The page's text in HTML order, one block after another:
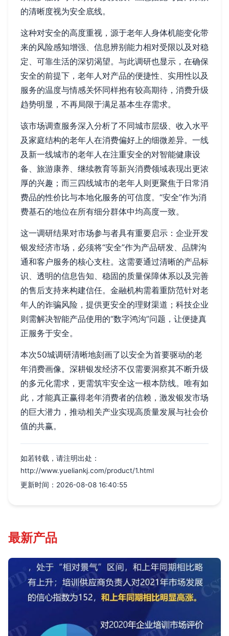
的清晰度视为安全底线。
这种对安全的高度重视，源于老年人身体机能变化带
来的风险感知增强、信息辨别能力相对受限以及对稳
定、可靠生活的深切渴望。与此调研也显示，在确保
安全的前提下，老年人对产品的便捷性、实用性以及
服务的温度与情感关怀同样抱有较高期待，消费升级
趋势明显，不再局限于满足基本生存需求。
该市场调查服务深入分析了不同城市层级、收入水平
及家庭结构的老年人在消费偏好上的细微差异。一线
及新一线城市的老年人在注重安全的对智能健康设
备、旅游康养、继续教育等新兴消费领域表现出更浓
厚的兴趣；而三四线城市的老年人则更聚焦于日常消
费品的性价比与本地化服务的可信度。“安全”作为消
费基石的地位在所有细分群体中均高度一致。
这一调研结果对市场参与者具有重要启示：企业开发
银发经济市场，必须将“安全”作为产品研发、品牌沟
通和客户服务的核心支柱。这需要通过清晰的产品标
识、透明的信息告知、稳固的质量保障体系以及完善
的售后支持来构建信任。金融机构需着重防范针对老
年人的诈骗风险，提供更安全的理财渠道；科技企业
则需解决智能产品使用的“数字鸿沟”问题，让便捷真
正服务于安全。
本次50城调研清晰地刻画了以安全为首要驱动的老
年消费画像。深耕银发经济不仅需要洞察其不断升级
的多元化需求，更需筑牢安全这一根本防线。唯有如
此，才能真正赢得老年消费者的信赖，激发银发市场
的巨大潜力，推动相关产业实现高质量发展与社会价
值的共赢。
如若转载，请注明出处：
http://www.yueliankj.com/product/1.html
更新时间：2026-08-08 16:40:55
最新产品